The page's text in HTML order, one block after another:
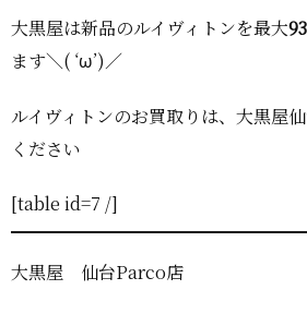
大黒屋は新品のルイヴィトンを最大
ます＼( ‘ω’)／
ルイヴィトンのお買取りは、大黒屋
ください
[table id=7 /]
大黒屋 仙台Parco店